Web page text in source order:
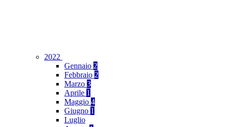
2022
Gennaio 2
Febbraio 2
Marzo 3
Aprile 1
Maggio 4
Giugno 1
Luglio